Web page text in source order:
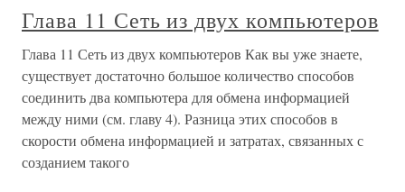
Глава 11 Сеть из двух компьютеров
Глава 11 Сеть из двух компьютеров Как вы уже знаете,
существует достаточно большое количество способов
соединить два компьютера для обмена информацией
между ними (см. главу 4). Разница этих способов в
скорости обмена информацией и затратах, связанных с
созданием такого